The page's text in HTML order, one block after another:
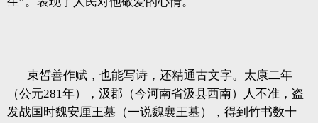
束皙善作赋，也能写诗，还精通古文字。太康二年
（公元281年），汲郡（今河南省汲县西南）人不准，盗
发战国时魏安厘王墓（一说魏襄王墓），得到竹书数十